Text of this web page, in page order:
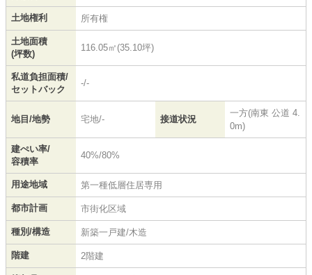
土地権利 所有権
土地面積
(坪数)
116.05㎡(35.10坪)
私道負担面積/
セットバック
-/-
地目/地勢 宅地/- 接道状況
一方(南東 公道 4.
0m)
建ぺい率/
容積率
40%/80%
用途地域 第一種低層住居専用
都市計画 市街化区域
種別/構造 新築一戸建/木造
階建 2階建